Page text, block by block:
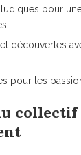
pour
découvertes
pour les
collectif